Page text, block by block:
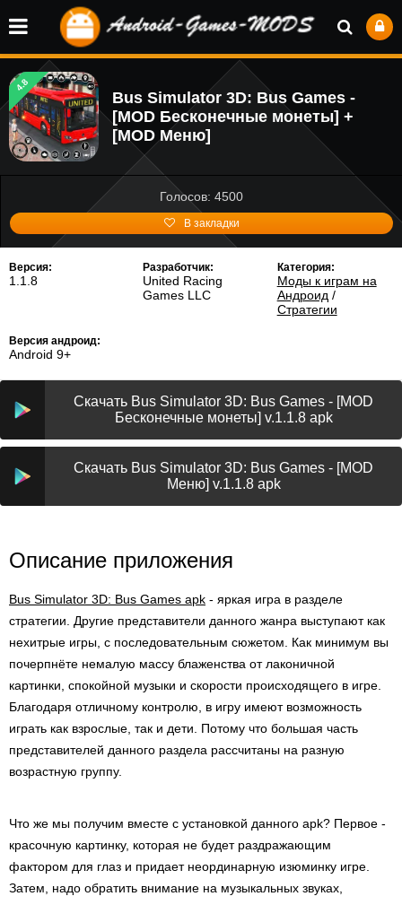
4.8
Bus Simulator 3D: Bus Games -
[MOD Бесконечные монеты] +
[MOD Меню]
Голосов: 4500
В закладки
Версия:
1.1.8
Разработчик:
United Racing
Games LLC
Категория:
Моды к играм на
Андроид /
Стратегии
Версия андроид:
Android 9+
Скачать Bus Simulator 3D: Bus Games - [MOD
Бесконечные монеты] v.1.1.8 apk
Скачать Bus Simulator 3D: Bus Games - [MOD
Меню] v.1.1.8 apk
Описание приложения
Bus Simulator 3D: Bus Games apk - яркая игра в разделе
стратегии. Другие представители данного жанра выступают как
нехитрые игры, с последовательным сюжетом. Как минимум вы
почерпнёте немалую массу блаженства от лаконичной
картинки, спокойной музыки и скорости происходящего в игре.
Благодаря отличному контролю, в игру имеют возможность
играть как взрослые, так и дети. Потому что большая часть
представителей данного раздела рассчитаны на разную
возрастную группу.
Что же мы получим вместе с установкой данного apk? Первое -
красочную картинку, которая не будет раздражающим
фактором для глаз и придает неординарную изюминку игре.
Затем, надо обратить внимание на музыкальных звуках,